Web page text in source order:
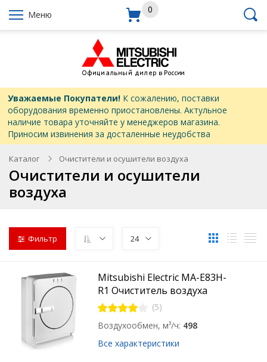
Меню 0
Уважаемые Покупатели!К сожалению, поставки
оборудования временно приостановлены. Актульное
наличие товара уточняйте у менеджеров магазина.
Приносим извинения за досталенные неудобства
Каталог Очистители и осушители воздуха
Очистители и осушители
воздуха
Фильтр 24
Mitsubishi Electric MA-E83H-
R1 Очиститель воздуха
(5)
Воздухообмен, м³/ч 498
Все характеристики